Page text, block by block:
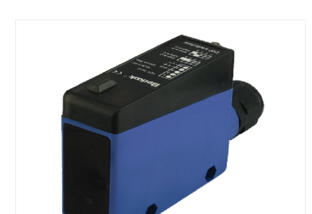
רגש אופטי Optical Sensor